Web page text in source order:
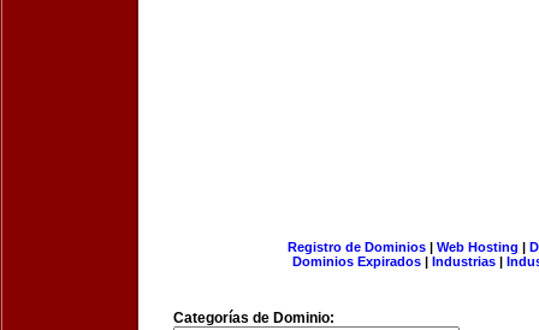
Registro de Dominios| Web Hosting |
Dominios Expirados | Industrias |
Categorías de Dominio: